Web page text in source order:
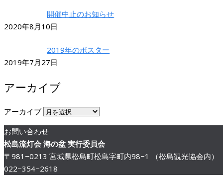
開催中止のお知らせ
2020年8月10日
2019年のポスター
2019年7月27日
アーカイブ
アーカイブ
お問い合わせ
松島流灯会 海の盆 実行委員会
〒981−0213 宮城県松島町松島字町内98−1 （松島観光協会内）
022−354−2618